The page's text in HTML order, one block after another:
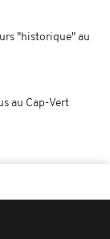
"historique" au
au Cap-Vert